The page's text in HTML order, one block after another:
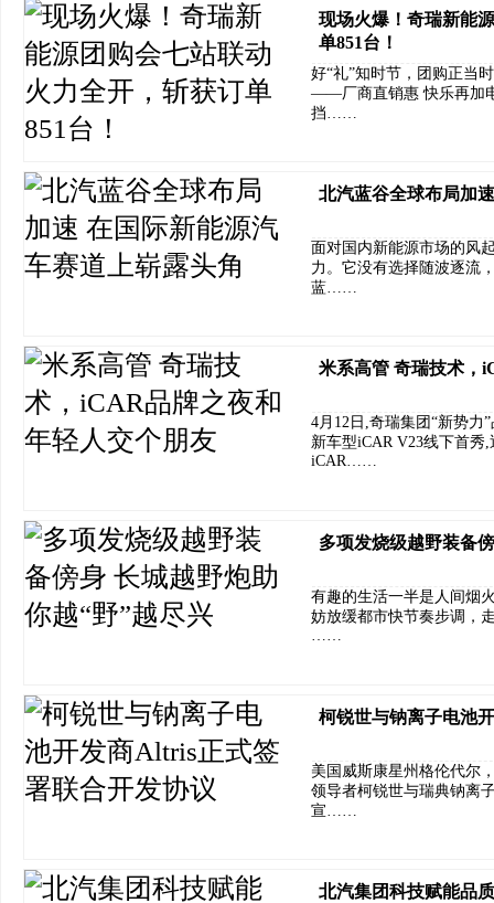
现场火爆！奇瑞新能
单851台！
好“礼”知时节，团购正当
——厂商直销惠 快乐再加
挡……
北汽蓝谷全球布局加
面对国内新能源市场的风
力。它没有选择随波逐流
蓝……
米系高管 奇瑞技术，
4月12日,奇瑞集团“新势力
新车型iCAR V23线下首秀
iCAR……
多项发烧级越野装备
有趣的生活一半是人间烟
妨放缓都市快节奏步调，
……
柯锐世与钠离子电池
美国威斯康星州格伦代尔
领导者柯锐世与瑞典钠离
宣……
北汽集团科技赋能品